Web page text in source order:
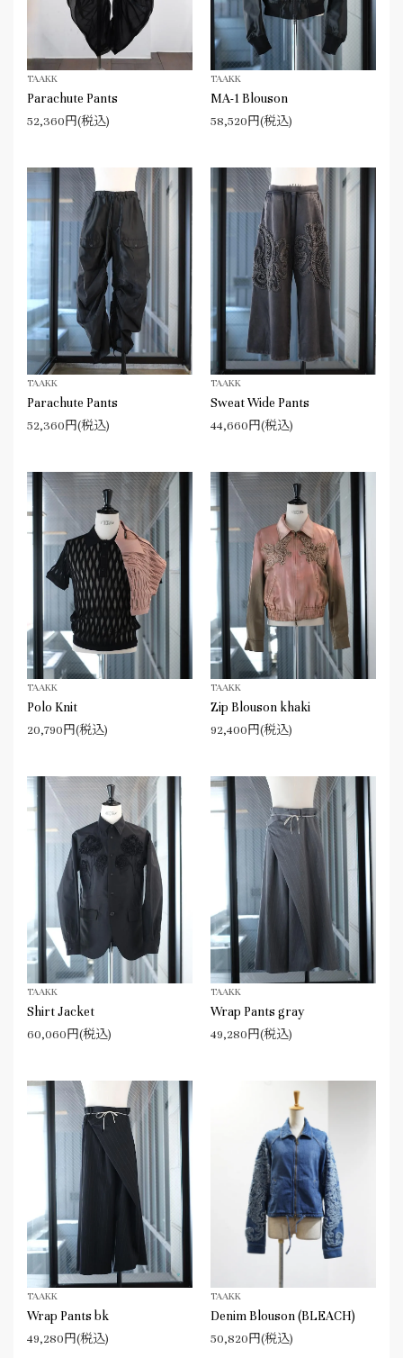
TAAKK
Parachute Pants
52,360円(税込)
TAAKK
MA-1 Blouson
58,520円(税込)
TAAKK
Parachute Pants
52,360円(税込)
TAAKK
Sweat Wide Pants
44,660円(税込)
TAAKK
Polo Knit
20,790円(税込)
TAAKK
Zip Blouson khaki
92,400円(税込)
TAAKK
Shirt Jacket
60,060円(税込)
TAAKK
Wrap Pants gray
49,280円(税込)
TAAKK
Wrap Pants bk
49,280円(税込)
TAAKK
Denim Blouson (BLEACH)
50,820円(税込)